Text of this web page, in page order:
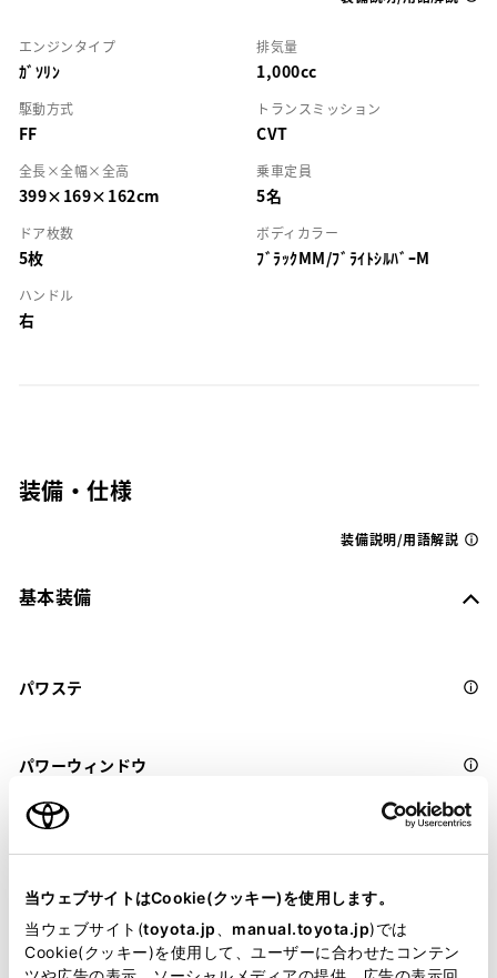
当ウェブサイトはCookie(クッキー)を使用します。
当ウェブサイト(toyota.jp manual.toyota.jp)では
Cookie(クッキー)を使用して、ユーザーに合わせたコンテン
エンジンタイプ
ｶﾞｿﾘﾝ
排気量
1,000cc
駆動方式
FF
トランスミッション
CVT
全長×全幅×全高
399×169×162cm
乗車定員
5名
ドア枚数
5枚
ボディカラー
ﾌﾞﾗｯｸMM/ﾌﾞﾗｲﾄｼﾙﾊﾞｰM
ハンドル
右
装備・仕様
装備説明/用語解説
基本装備
パワステ
パワーウィンドウ
横滑防止装置